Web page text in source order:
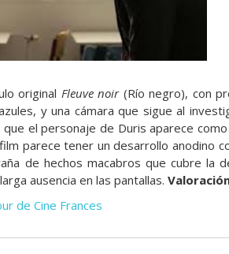
original Fleuve noir(Río negro), con
y una cámara que sigue al
el personaje de Duris aparece
parece tener un desarrollo anodino
de hechos macabros que cubre la
ausencia en las pantallas.
de Cine Frances